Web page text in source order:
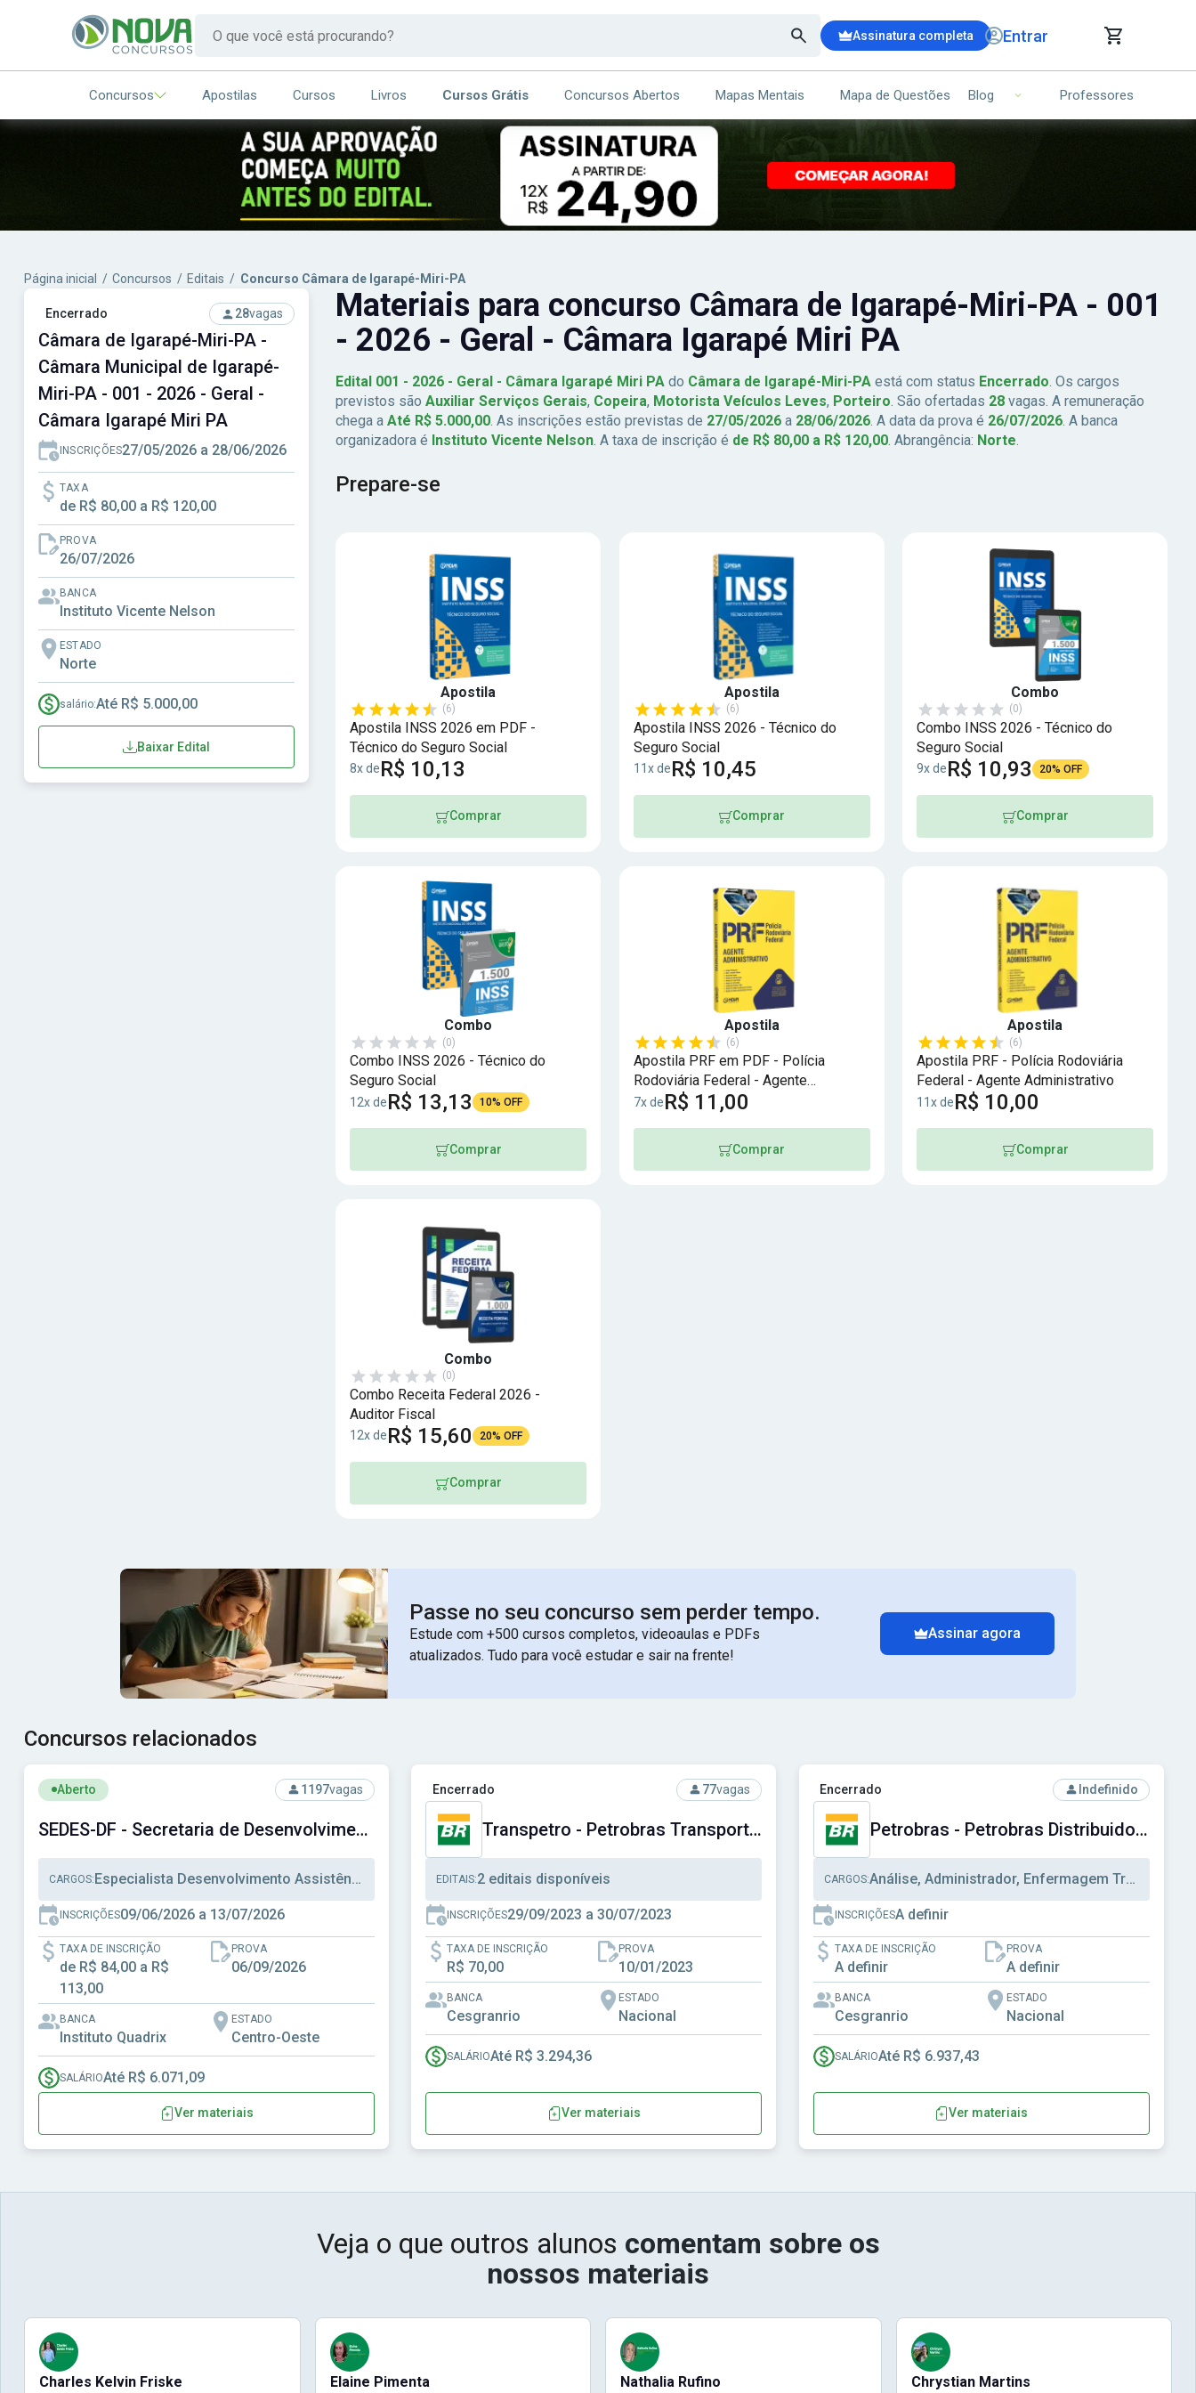
Assinatura completa Entrar
CARRINHO DE COMPRAS
ITENS (00)
Ops!
Seu carrinho ainda está vazio.
Concursos Apostilas Cursos Livros Cursos Grátis Concursos Abertos Mapas Mentais Mapa de Questões Blog Professores
Página inicial / Concursos / Editais / Concurso Câmara de Igarapé-Miri-PA
Encerrado 28vagas
Câmara de Igarapé-Miri-PA -
Câmara Municipal de Igarapé-
Miri-PA - 001 - 2026 - Geral -
Câmara Igarapé Miri PA
INSCRIÇÕES27/05/2026 a 28/06/2026
TAXA
de R$ 80,00 a R$ 120,00
PROVA
26/07/2026
BANCA
Instituto Vicente Nelson
ESTADO
Norte
salário:Até R$ 5.000,00
Baixar Edital
Materiais para concurso Câmara de Igarapé-Miri-PA - 001
- 2026 - Geral - Câmara Igarapé Miri PA
Edital 001 - 2026 - Geral - Câmara Igarapé Miri PA do Câmara de Igarapé-Miri-PA está com status Encerrado. Os cargos
previstos são Auxiliar Serviços Gerais, Copeira, Motorista Veículos Leves, Porteiro. São ofertadas 28 vagas. A remuneração
chega a Até R$ 5.000,00. As inscrições estão previstas de 27/05/2026 a 28/06/2026. A data da prova é 26/07/2026. A banca
organizadora é Instituto Vicente Nelson. A taxa de inscrição é de R$ 80,00 a R$ 120,00. Abrangência: Norte.
Prepare-se
Apostila
(6)
Apostila INSS 2026 em PDF -
Técnico do Seguro Social
8x deR$ 10,13
Comprar
Apostila
(6)
Apostila INSS 2026 - Técnico do
Seguro Social
11x deR$ 10,45
Comprar
Combo
(0)
Combo INSS 2026 - Técnico do
Seguro Social
9x deR$ 10,93 20% OFF
Comprar
Combo
(0)
Combo INSS 2026 - Técnico do
Seguro Social
12x deR$ 13,13 10% OFF
Comprar
Apostila
(6)
Apostila PRF em PDF - Polícia
Rodoviária Federal - Agente
Administrativo
7x deR$ 11,00
Comprar
Apostila
(6)
Apostila PRF - Polícia Rodoviária
Federal - Agente Administrativo
11x deR$ 10,00
Comprar
Combo
(0)
Combo Receita Federal 2026 -
Auditor Fiscal
12x deR$ 15,60 20% OFF
Comprar
Passe no seu concurso sem perder tempo.
Estude com +500 cursos completos, videoaulas e PDFs
atualizados. Tudo para você estudar e sair na frente!
Assinar agora
Concursos relacionados
Ver concurso: SEDES-DF - Secretaria de Desenvolvimento Social do Distrito Federal
Aberto 1197vagas
SEDES-DF - Secretaria de Desenvolvimento Social do Distrito Federal
CARGOS: Especialista Desenvolvimento Assistência Social, Técnico Desenvolvimento Assistência Social, Técnico Administrativo
INSCRIÇÕES09/06/2026 a 13/07/2026
TAXA DE INSCRIÇÃO
de R$ 84,00 a R$
113,00
PROVA
06/09/2026
BANCA
Instituto Quadrix
ESTADO
Centro-Oeste
SALÁRIOAté R$ 6.071,09
Ver materiais
Ver concurso: Transpetro - Petrobras Transporte S.A.
Encerrado 77vagas
Transpetro - Petrobras Transporte S.A.
EDITAIS:2 editais disponíveis
INSCRIÇÕES29/09/2023 a 30/07/2023
TAXA DE INSCRIÇÃO
R$ 70,00
PROVA
10/01/2023
BANCA
Cesgranrio
ESTADO
Nacional
SALÁRIOAté R$ 3.294,36
Ver materiais
Ver concurso: Petrobras - Petrobras Distribuidora S.A.
Encerrado Indefinido
Petrobras - Petrobras Distribuidora S.A.
CARGOS: Análise, Administrador, Enfermagem Trabalho
INSCRIÇÕESA definir
TAXA DE INSCRIÇÃO
A definir
PROVA
A definir
BANCA
Cesgranrio
ESTADO
Nacional
SALÁRIOAté R$ 6.937,43
Ver materiais
Veja o que outros alunos comentam sobre os
nossos materiais
Charles Kelvin Friske Elaine Pimenta Nathalia Rufino Chrystian Martins